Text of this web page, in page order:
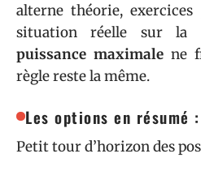
alterne théorie,
situation réelle sur la
puissance maximale ne
règle reste la même.
Les options en résumé :
Petit tour d’horizon des